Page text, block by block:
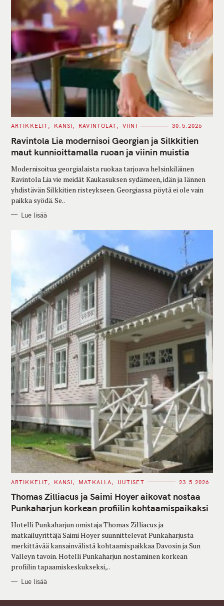
C
T
E
G
O
I
E
S
ARTIKKELIT KANSI RAVINTOLAT VIINI 30.5.2026
Ravintola Lia modernisoi Georgian ja Silkkitien
maut kunnioittamalla ruoan ja viinin muistia
Modernisoitua georgialaista ruokaa tarjoava helsinkiläinen
Ravintola Lia vie meidät Kaukasuksen sydämeen, idän ja lännen
yhdistävän Silkkitien risteykseen. Georgiassa pöytä ei ole vain
paikka syödä. Se..
Lue lisää
C
T
E
G
O
I
E
S
ARTIKKELIT KANSI MATKALLA UUTISET 23.5.2026
Thomas Zilliacus ja Saimi Hoyer aikovat nostaa
Punkaharjun korkean profiilin kohtaamispaikaksi
Hotelli Punkaharjun omistaja Thomas Zilliacus ja
matkailuyrittäjä Saimi Hoyer suunnittelevat Punkaharjusta
merkittävää kansainvälistä kohtaamispaikkaa Davosin ja Sun
Valleyn tavoin. Hotelli Punkaharjun nostaminen korkean
profiilin tapaamiskeskukseksi,..
Lue lisää